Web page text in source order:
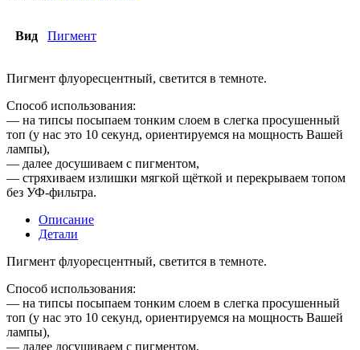
Вид Пигмент
Пигмент флуоресцентный, светится в темноте.
Способ использования:
— на типсы посыпаем тонким слоем в слегка просушенный
топ (у нас это 10 секунд, ориентируемся на мощность Вашей
лампы),
— далее досушиваем с пигментом,
— стряхиваем излишки мягкой щёткой и перекрываем топом
без УФ-фильтра.
Описание
Детали
Пигмент флуоресцентный, светится в темноте.
Способ использования:
— на типсы посыпаем тонким слоем в слегка просушенный
топ (у нас это 10 секунд, ориентируемся на мощность Вашей
лампы),
— далее досушиваем с пигментом,